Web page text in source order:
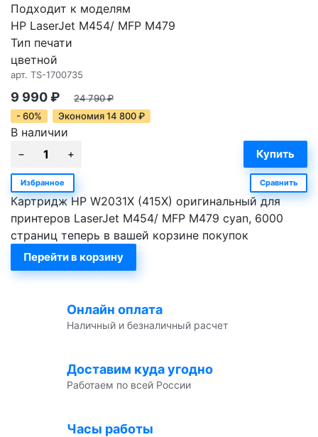
Подходит к моделям
HP LaserJet M454/ MFP M479
Тип печати
цветной
арт. TS-1700735
9 990₽ 24 790₽
- 60%
Экономия14 800₽
В наличии
Избранное Сравнить
Картридж HP W2031X (415X) оригинальный для
принтеров LaserJet M454/ MFP M479 cyan, 6000
страниц теперь в вашей корзине покупок
Перейти в корзину
Онлайн оплата
Наличный и безналичный расчет
Доставим куда угодно
Работаем по всей России
Часы работы